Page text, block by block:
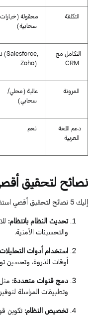
معقولة (خيارات
سحابية)
التكلفة
نعم (Salesforce,
Zoho)
التكامل مع
CRM
عالية (محلي/
سحابي)
المرونة
نعم دعم اللغة
العربية
نصائح لتحقيق
إليك5نصائح لتحقيق أقصي
تحديث النظام بانتظام:
والتحسينات الأمنية.
استخدام أدوات التحليلات
أوقات الذروة، وتحسين
دمج قنوات متعددة:
وتطبيقات المراسلة
تخصيص النظام:تكوين